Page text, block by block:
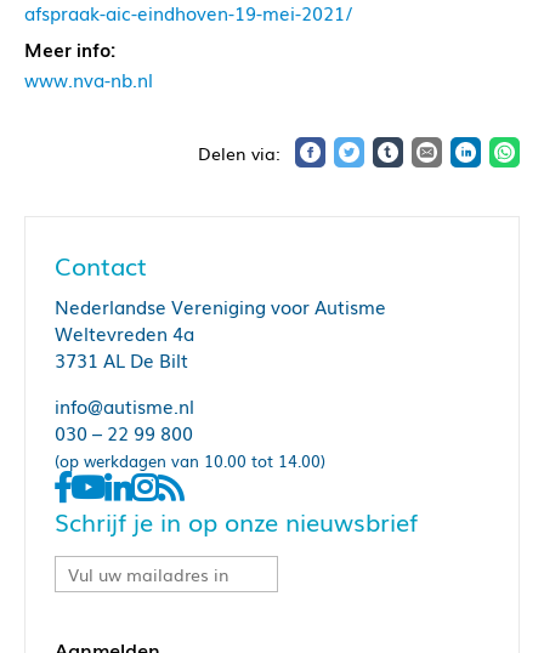
afspraak-aic-eindhoven-19-mei-2021/
Meer info:
www.nva-nb.nl
Contact
Nederlandse Vereniging voor Autisme
Weltevreden 4a
3731 AL De Bilt
info@autisme.nl
030 – 22 99 800
(op werkdagen van 10.00 tot 14.00)
Schrijf je in op onze nieuwsbrief